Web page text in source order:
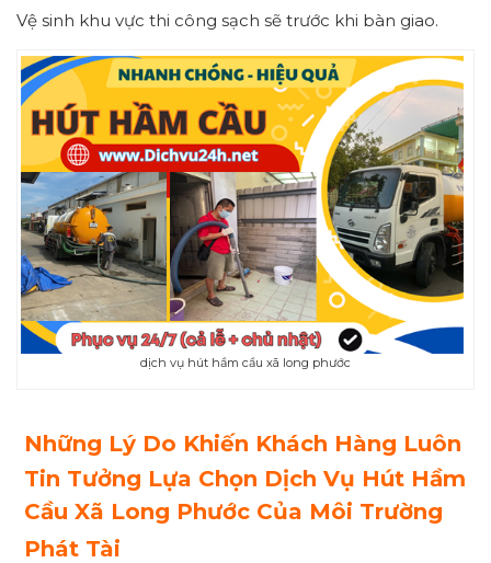
Vệ sinh khu vực thi công sạch sẽ trước khi bàn giao.
dịch vụ hút hầm cầu xã long phước
Những Lý Do Khiến Khách Hàng Luôn
Tin Tưởng Lựa Chọn Dịch Vụ Hút Hầm
Cầu Xã Long Phước Của Môi Trường
Phát Tài